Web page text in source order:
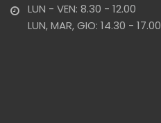
LUN - VEN: 8.30 - 12.00
LUN, MAR, GIO: 14.30 - 17.00